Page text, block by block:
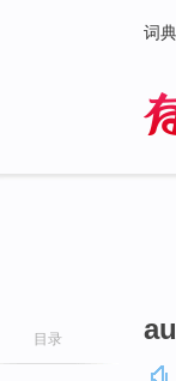
词典
目录